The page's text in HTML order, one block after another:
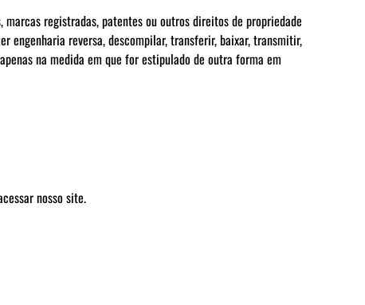
registradas, patentes ou outros direitos de propriedade
engenharia reversa, descompilar, transferir, baixar, transmitir,
na medida em que for estipulado de outra forma em
nosso site.